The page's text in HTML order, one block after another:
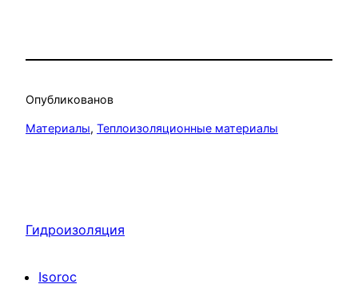
Опубликованов
Материалы, Теплоизоляционные материалы
Гидроизоляция
Isoroc